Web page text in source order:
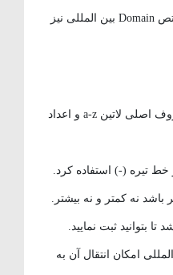
می‌کنیم و به بررسی قوانین مختص Domain بین المللی نیز
نام دامین تنها می‌تواند دارای حروف اصلی لاتین a-z و اعداد
تیره (-) استفاده کرد.
امکان انتقال آن به